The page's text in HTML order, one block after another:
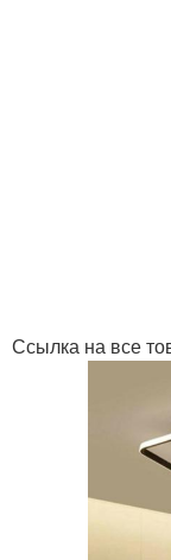
Ссылка на все